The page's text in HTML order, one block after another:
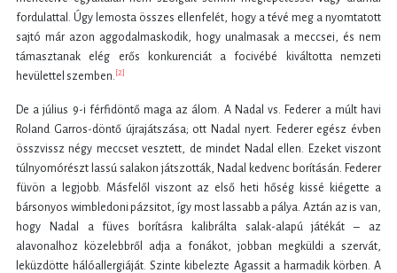
fordulattal. Úgy lemosta összes ellenfelét, hogy a tévé meg a nyomtatott
sajtó már azon aggodalmaskodik, hogy unalmasak a meccsei, és nem
támasztanak elég erős konkurenciát a focivébé kiváltotta nemzeti
hevülettel szemben. [2]
De a július 9-i férfidöntő maga az álom. A Nadal vs. Federer a múlt havi
Roland Garros-döntő újrajátszása; ott Nadal nyert. Federer egész évben
összvissz négy meccset vesztett, de mindet Nadal ellen. Ezeket viszont
túlnyomórészt lassú salakon játszották, Nadal kedvenc borításán. Federer
füvön a legjobb. Másfelől viszont az első heti hőség kissé kiégette a
bársonyos wimbledoni pázsitot, így most lassabb a pálya. Aztán az is van,
hogy Nadal a füves borításra kalibrálta salak-alapú játékát – az
alavonalhoz közelebbről adja a fonákot, jobban megküldi a szervát,
leküzdötte hálóallergiáját. Szinte kibelezte Agassit a harmadik körben. A